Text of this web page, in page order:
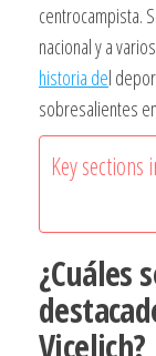
centrocampista.
nacional y a
historia del
sobresalientes
Key sections
¿Cuáles